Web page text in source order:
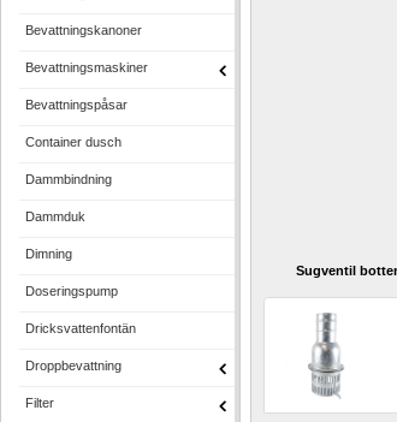
Bevattningskanoner
Bevattningsmaskiner
Bevattningspåsar
Container dusch
Dammbindning
Dammduk
Dimning
Doseringspump
Dricksvattenfontän
Droppbevattning
Filter
Sugventil